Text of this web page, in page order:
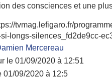
des consciences et une
tvmag.lefigaro.fr/
longs-silences_fd2de9cc-
Mercereau
le 01/09/2020 à 12:51
01/09/2020 à 12:5